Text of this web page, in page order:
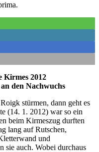
Kirmes 2012
den Nachwuchs
stürmen, dann geht es
(14. 1. 2012) war so ein
beim Kirmeszug durften
lang auf Rutschen,
und
sie auch. Wobei durchaus